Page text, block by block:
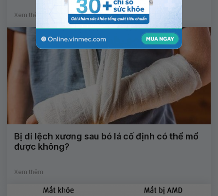
Xem thêm
Bị di lệch xương sau bó lá cố định có thể mổ
được không?
Xem thêm